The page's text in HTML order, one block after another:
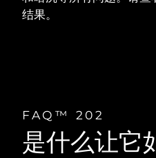
结果。
FAQ™ 202
是什么让它
All acne
All revitalizing
KIWI™ 皮肤
Advanced
Serum
For healthy
issa™
18% PAP
护肤品
以色列